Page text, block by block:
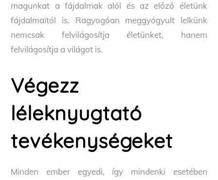
magunkat a fájdalmak alól és az előző életünk
fájdalmaitól is. Ragyogóan meggyógyult lelkünk
nemcsak felvilágosítja életünket, hanem
felvilágosítja a világot is.
Végezz
léleknyugtató
tevékenységeket
Minden ember egyedi, így mindenki esetében